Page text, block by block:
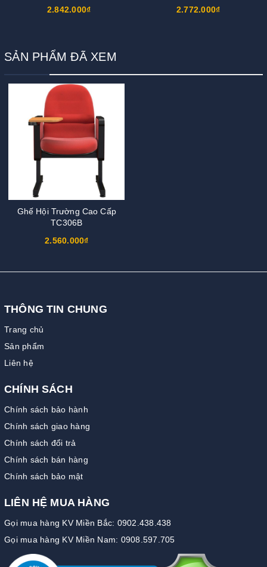
2.842.000₫
2.772.000₫
SẢN PHẨM ĐÃ XEM
Ghế Hội Trường Cao Cấp
TC306B
2.560.000₫
THÔNG TIN CHUNG
Trang chủ
Sản phẩm
Liên hệ
CHÍNH SÁCH
Chính sách bảo hành
Chính sách giao hàng
Chính sách đổi trả
Chính sách bán hàng
Chính sách bảo mật
LIÊN HỆ MUA HÀNG
Gọi mua hàng KV Miền Bắc: 0902.438.438
Gọi mua hàng KV Miền Nam: 0908.597.705